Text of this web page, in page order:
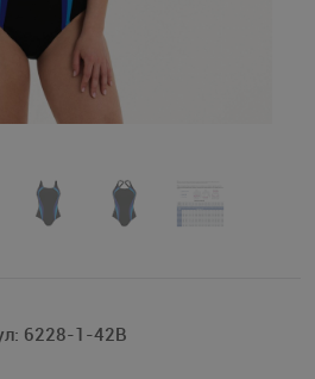
6228-1-42B